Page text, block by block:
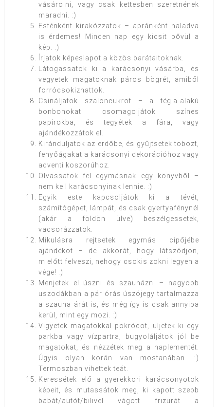
vásárolni, vagy csak kettesben szeretnének
maradni. :)
Esténként kirakózzatok – apránként haladva
is érdemes! Minden nap egy kicsit bővül a
kép. :)
Írjatok képeslapot a közös barátaitoknak.
Látogassatok ki a karácsonyi vásárba, és
vegyetek magatoknak páros bögrét, amiből
forrócsokizhattok.
Csináljatok szaloncukrot – a tégla-alakú
bonbonokat csomagoljátok színes
papírokba, és tegyétek a fára, vagy
ajándékozzátok el.
Kiránduljatok az erdőbe, és gyűjtsetek tobozt,
fenyőágakat a karácsonyi dekorációhoz vagy
adventi koszorúhoz.
Olvassatok fel egymásnak egy könyvből –
nem kell karácsonyinak lennie. :)
Egyik este kapcsoljátok ki a tévét,
számítógépet, lámpát, és csak gyertyafénynél
(akár a földön ülve) beszélgessetek,
vacsorázzatok.
Mikulásra rejtsetek egymás cipőjébe
ajándékot – de akkorát, hogy látszódjon,
mielőtt felveszi, nehogy csokis zokni legyen a
vége! :)
Menjetek el úszni és szaunázni – nagyobb
uszodákban a pár órás úszójegy tartalmazza
a szauna árát is, és még így is csak annyiba
kerül, mint egy mozi. :)
Vigyetek magatokkal pokrócot, üljetek ki egy
parkba vagy vízpartra, bugyoláljátok jól be
magatokat, és nézzétek meg a naplementét.
Úgyis olyan korán van mostanában. :)
Termoszban vihettek teát.
Keressétek elő a gyerekkori karácsonyotok
képeit, és mutassátok meg, ki kapott szebb
babát/autót/bilivel vágott frizurát a